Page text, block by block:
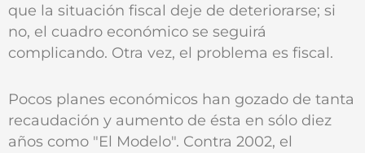
que la situación fiscal deje de deteriorarse; si
no, el cuadro económico se seguirá
complicando. Otra vez, el problema es fiscal.
Pocos planes económicos han gozado de tanta
recaudación y aumento de ésta en sólo diez
años como "El Modelo". Contra 2002, el